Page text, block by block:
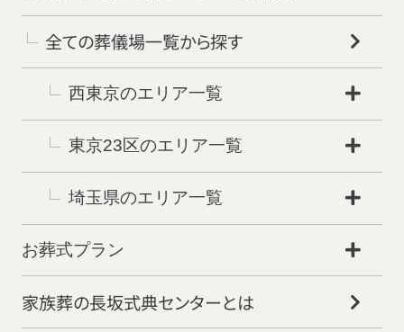
全ての葬儀場一覧から探す
西東京のエリア一覧
東京23区のエリア一覧
埼玉県のエリア一覧
お葬式プラン
家族葬の長坂式典センターとは